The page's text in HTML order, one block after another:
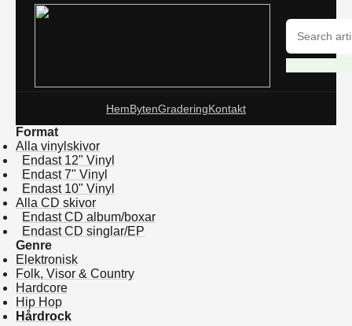
HemBytenGraderingKontakt
Format
Alla vinylskivor
Endast 12" Vinyl
Endast 7" Vinyl
Endast 10" Vinyl
Alla CD skivor
Endast CD album/boxar
Endast CD singlar/EP
Genre
Elektronisk
Folk, Visor & Country
Hardcore
Hip Hop
Hårdrock